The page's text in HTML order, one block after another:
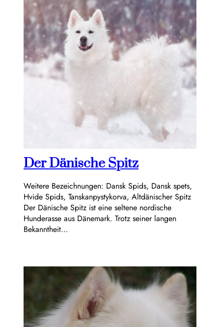
Der Dänische Spitz
Weitere Bezeichnungen: Dansk Spids, Dansk spets,
Hvide Spids, Tanskanpystykorva, Altdänischer Spitz
Der Dänische Spitz ist eine seltene nordische
Hunderasse aus Dänemark. Trotz seiner langen
Bekanntheit…